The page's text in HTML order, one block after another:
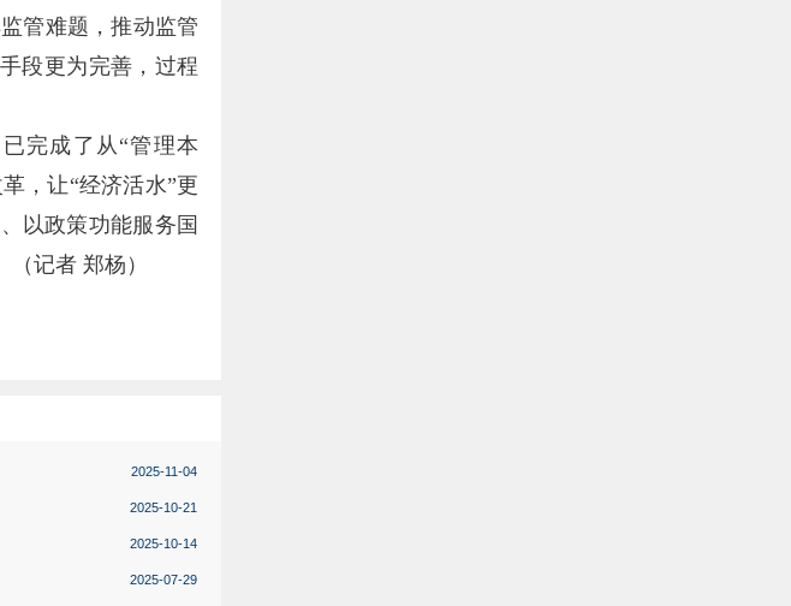
管难题，推动监管
段更为完善，过程
完成了从“管理本
，让“经济活水”更
以政策功能服务国
记者 郑杨）
2025-11-04
2025-10-21
2025-10-14
2025-07-29